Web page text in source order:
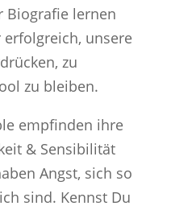
Biografie lernen
unsere
zu
zu bleiben.
empfinden ihre
& Sensibilität
Angst, sich so
sind. Kennst Du